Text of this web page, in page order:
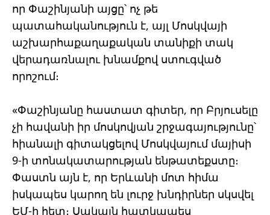
որ Փաշինյանի այցը՝ ոչ թե
պատահականություն է, այլ Մոսկվայի
աշխարհաքաղաքական տանիքի տակ
վերադառնալու խնամքով ստուգված
որոշում։
«Փաշինյանը հաստատ գիտեր, որ Բրյուսելը
չի հավանի իր մոսկովյան շրջագայությունը՝
հիանալի գիտակցելով Մոսկվայում մայիսի
9-ի տոնակատարության ենթատեքստը։
Փաստն այն է, որ Երևանի մոտ հիմա
իսկապես կարող են լուրջ խնդիրներ սկսվել
ԵՄ-ի հետ։ Սակայն հատկապես